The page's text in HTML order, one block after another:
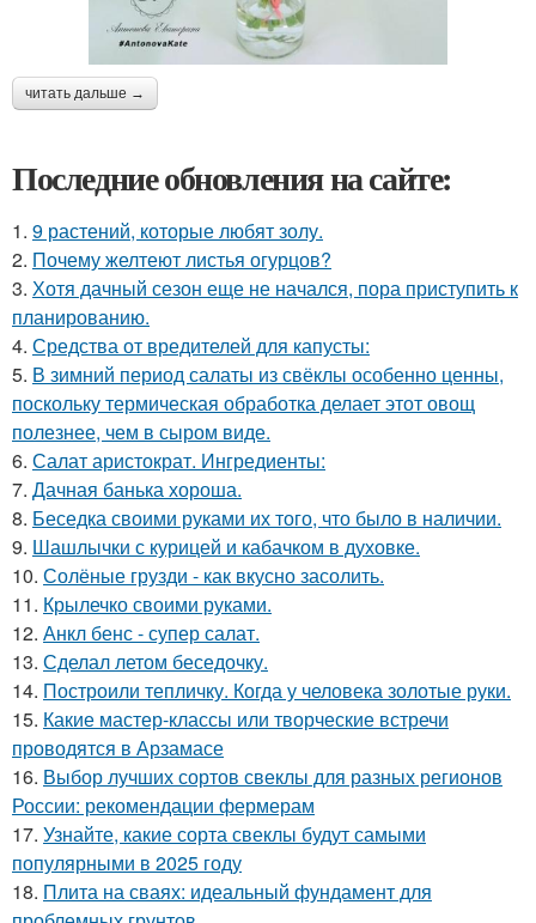
читать дальше →
Последние обновления на сайте:
1. 9 растений, которые любят золу.
2. Почему желтеют листья огурцов?
3. Хотя дачный сезон еще не начался, пора приступить к
планированию.
4. Средства от вредителей для капусты:
5. В зимний период салаты из свёклы особенно ценны,
поскольку термическая обработка делает этот овощ
полезнее, чем в сыром виде.
6. Салат аристократ. Ингредиенты:
7. Дачная банька хороша.
8. Беседка своими руками их того, что было в наличии.
9. Шашлычки с курицей и кабачком в духовке.
10. Солёные грузди - как вкусно засолить.
11. Крылечко своими руками.
12. Анкл бенс - супер салат.
13. Сделал летом беседочку.
14. Построили тепличку. Когда у человека золотые руки.
15. Какие мастер-классы или творческие встречи
проводятся в Арзамасе
16. Выбор лучших сортов свеклы для разных регионов
России: рекомендации фермерам
17. Узнайте, какие сорта свеклы будут самыми
популярными в 2025 году
18. Плита на сваях: идеальный фундамент для